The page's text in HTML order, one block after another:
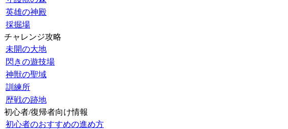
英雄の神殿
採掘場
チャレンジ攻略
未開の大地
閃きの遊技場
神獣の聖域
訓練所
歴戦の跡地
初心者/復帰者向け情報
初心者のおすすめの進め方